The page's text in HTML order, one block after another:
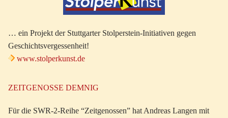
… ein Projekt der Stuttgarter Stolperstein-Initiativen gegen
Geschichtsvergessenheit!
www.stolperkunst.de
ZEITGENOSSE DEMNIG
Für die SWR-2-Reihe “Zeitgenossen” hat Andreas Langen mit